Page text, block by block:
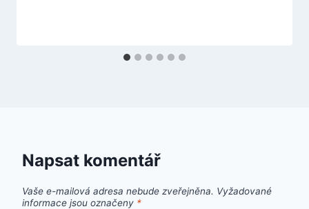
Napsat komentář
Vaše e-mailová adresa nebude zveřejněna. Vyžadované
informace jsou označeny *